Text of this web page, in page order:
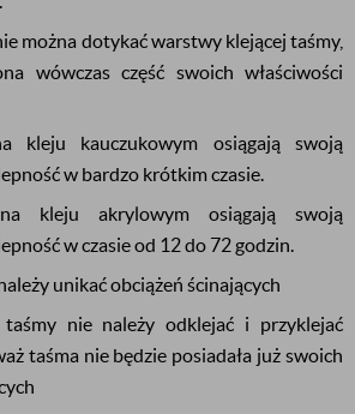
można dotykać warstwy klejącej taśmy,
wówczas część swoich właściwości
kleju kauczukowym osiągają swoją
w bardzo krótkim czasie.
kleju akrylowym osiągają swoją
w czasie od 12 do 72 godzin.
unikać obciążeń ścinających
taśmy nie należy odklejać i przyklejać
taśma nie będzie posiadała już swoich